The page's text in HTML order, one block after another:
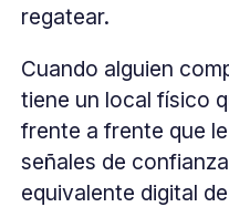
regatear.
Cuando alguien
tiene un local físico
frente a frente que
señales de
equivalente digital